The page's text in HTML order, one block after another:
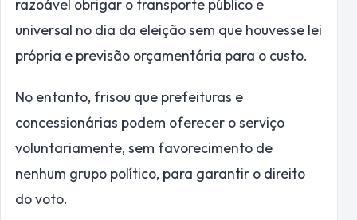
razoável obrigar o transporte público e
universal no dia da eleição sem que houvesse lei
própria e previsão orçamentária para o custo.
No entanto, frisou que prefeituras e
concessionárias podem oferecer o serviço
voluntariamente, sem favorecimento de
nenhum grupo político, para garantir o direito
do voto.